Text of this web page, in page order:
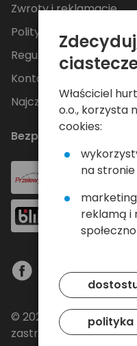
Zwroty i reklamacje
Polityka Prywatności
Regulamin
Kontakt
Najczęściej zadawane
Bezpieczne płatności
© 2024 Baltrade sp. z
zastrzeżone.
Właściciel
o.o., korzysta
cookies:
na stronie
reklamą i
polityka